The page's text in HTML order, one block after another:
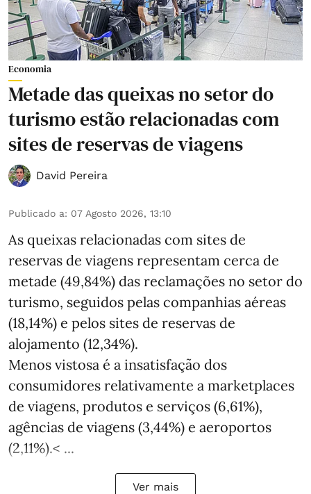
Economia
Metade das queixas no setor do
turismo estão relacionadas com
sites de reservas de viagens
David Pereira
Publicado a: 07 Agosto 2026, 13:10
As queixas relacionadas com sites de
reservas de viagens representam cerca de
metade (49,84%) das reclamações no setor do
turismo, seguidos pelas companhias aéreas
(18,14%) e pelos sites de reservas de
alojamento (12,34%).
Menos vistosa é a insatisfação dos
consumidores relativamente a marketplaces
de viagens, produtos e serviços (6,61%),
agências de viagens (3,44%) e aeroportos
(2,11%).< ...
Ver mais